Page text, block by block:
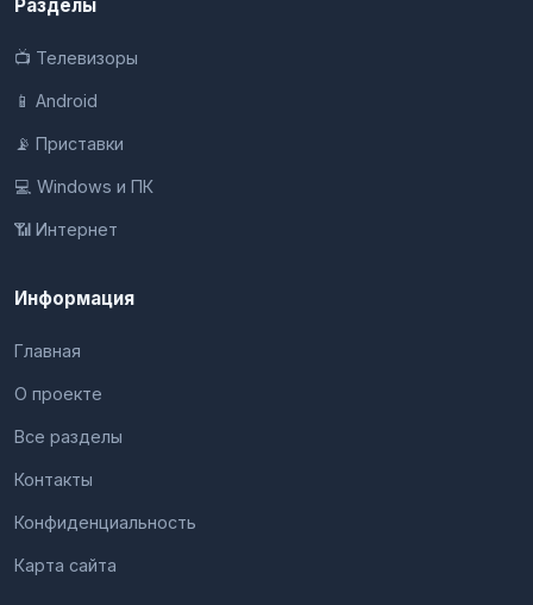
Разделы
📺 Телевизоры
📱 Android
📡 Приставки
💻 Windows и ПК
📶 Интернет
Информация
Главная
О проекте
Все разделы
Контакты
Конфиденциальность
Карта сайта